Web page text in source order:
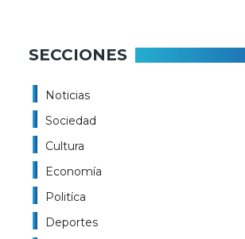
SECCIONES
Noticias
Sociedad
Cultura
Economía
Politíca
Deportes